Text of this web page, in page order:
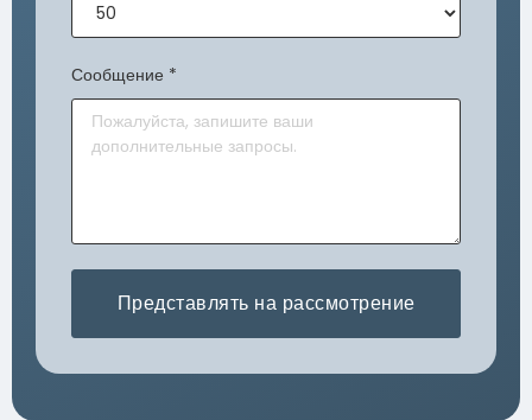
Сообщение *
Представлять на рассмотрение